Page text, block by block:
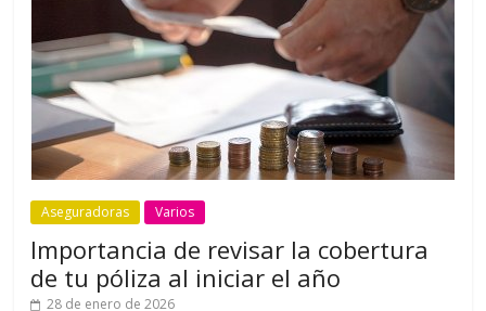
Aseguradoras Varios
Importancia de revisar la cobertura
de tu póliza al iniciar el año
28 de enero de 2026